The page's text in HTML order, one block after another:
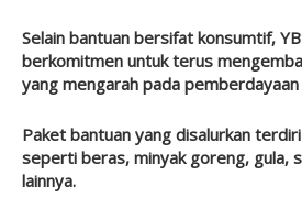
Selain bantuan bersifat konsumtif,
berkomitmen untuk terus
yang mengarah pada
Paket bantuan yang disalurkan
seperti beras, minyak goreng, gula,
lainnya.